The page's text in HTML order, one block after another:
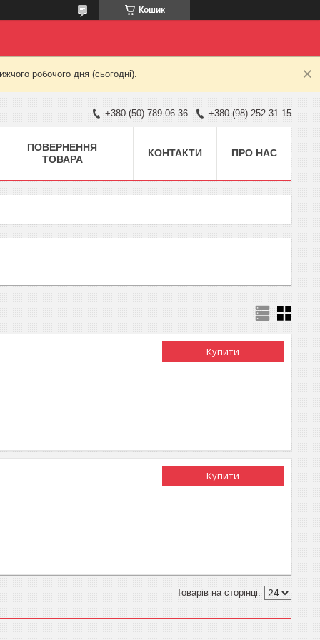
Кошик
робочого дня (сьогодні).
+380 (50) 789-06-36 +380 (98) 252-31-15
ПОВЕРНЕННЯ
ТОВАРА
КОНТАКТИ ПРО НАС
Купити
Купити